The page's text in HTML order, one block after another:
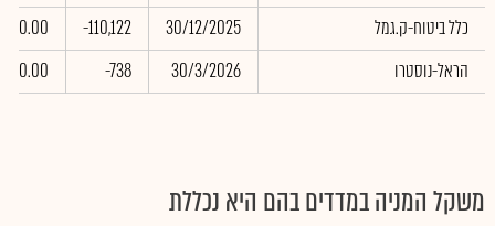
כלל ביטוח-ק.גמל
30/12/2025
-110,122
0.00
הראל-נוסטרו
30/3/2026
-738
0.00
משקל המניה במדדים בהם היא נכללת